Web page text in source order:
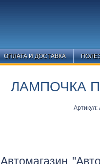
ОПЛАТА И ДОСТАВКА
ЛАМПОЧКА
Автомагазин